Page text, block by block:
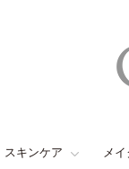
スキンケア メイ